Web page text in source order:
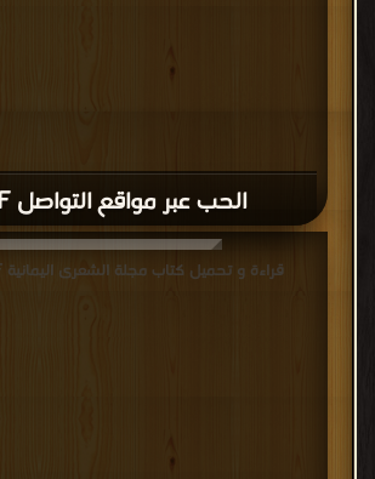
الحب عبر مواقع التواصل PDF
قراءة و تحميل كتاب مجلة الشعرى اليمانية PDF مجانا